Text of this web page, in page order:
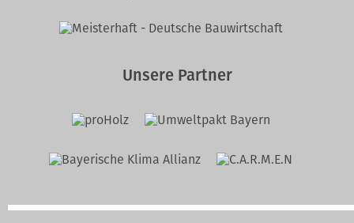
Unsere Partner